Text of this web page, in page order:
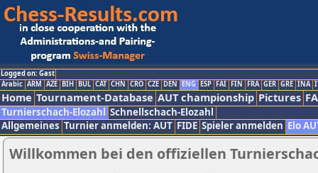
Logged on: Gast
Arabic ARM AZE BIH BUL CAT CHN CRO CZE DEN ENG ESP FAI FIN FRA GER GRE INA
Home Tournament-Database AUT championship Pictures
Turnierschach-Elozahl Schnellschach-Elozahl
Allgemeines Turnier anmelden: AUT FIDE Spieler anmelden Elo
Willkommen bei den offiziellen